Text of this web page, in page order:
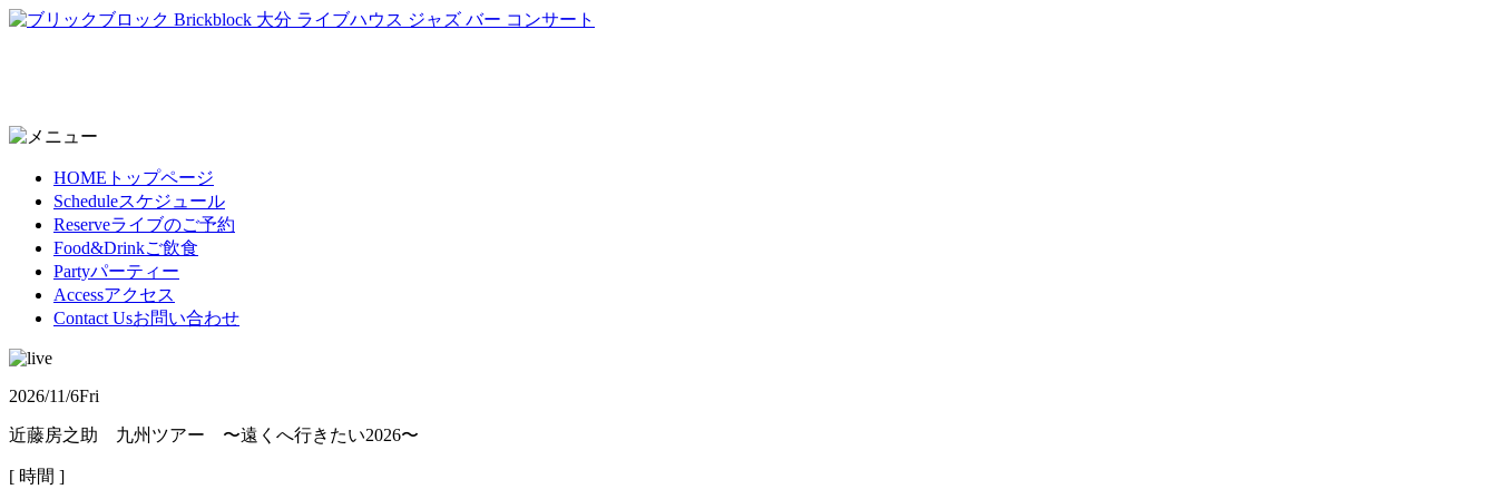
HOME トップページ
Scheduleスケジュール
Reserveライブのご予約
Food&Drinkご飲食
Partyパーティー
Accessアクセス
Contact Usお問い合わせ
2026/11/6Fri
近藤房之助 九州ツアー 〜遠くへ行きたい2026〜
[ 時間 ]